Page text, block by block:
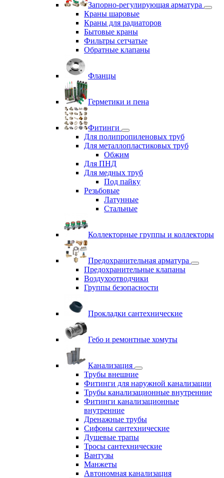
Запорно-регулирующая арматура
Краны шаровые
Краны для радиаторов
Бытовые краны
Фильтры сетчатые
Обратные клапаны
Фланцы
Герметики и пена
Фитинги
Для полипропиленовых труб
Для металлопластиковых труб
Обжим
Для ПНД
Для медных труб
Под пайку
Резьбовые
Латунные
Cтальные
Коллекторные группы и коллекторы
Предохранительная арматура
Предохранительные клапаны
Воздухоотводчики
Группы безопасности
Прокладки сантехнические
Гебо и ремонтные хомуты
Канализация
Трубы внешние
Фитинги для наружной канализации
Трубы канализационные внутренние
Фитинги канализационные
внутренние
Дренажные трубы
Сифоны сантехнические
Душевые трапы
Тросы сантехнические
Вантузы
Манжеты
Автономная канализация